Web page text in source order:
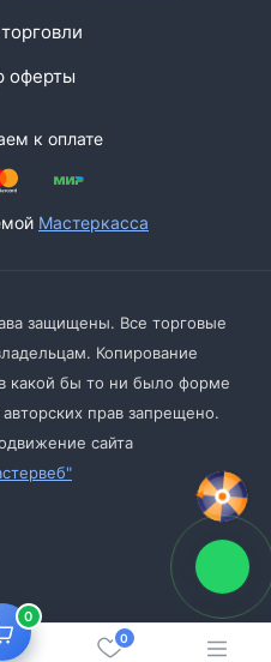
0
0
оферты
к оплате
Мастеркасса
защищены. Все торговые
Копирование
какой бы то ни было форме
прав запрещено.
сайта